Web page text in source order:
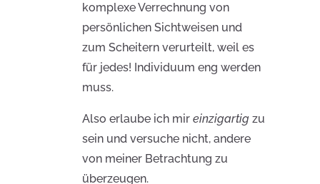
komplexe Verrechnung von
persönlichen Sichtweisen und
zum Scheitern verurteilt, weil es
für jedes! Individuum eng werden
muss.
Also erlaube ich mir einzigartigzu
sein und versuche nicht, andere
von meiner Betrachtung zu
überzeugen.